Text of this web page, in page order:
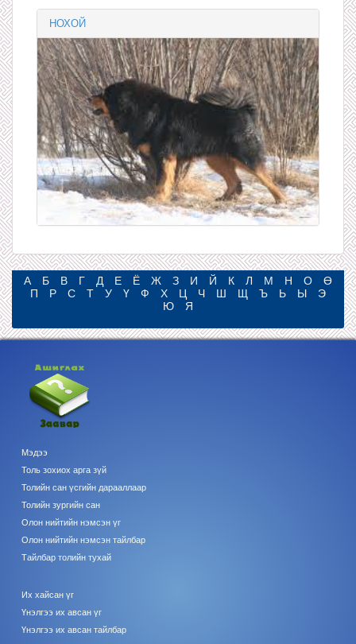
НОХОЙ
А Б В Г Д Е Ё Ж З И Й К Л М Н О
Ө
П
Р С Т У Ү Ф Х Ц Ч Ш Щ Ъ Ь Ы
Э
Ю
Я
Мэдээ
Толь зохиох арга зүй
Толийн сан үсгийн дарааллаар
Толийн зургийн сан
Олон нийтийн нэмсэн үг
Олон нийтийн нэмсэн тайлбар
Тайлбар толийн тухай
Их хайсан үг
Үнэлгээ их авсан үг
Үнэлгээ их авсан тайлбар